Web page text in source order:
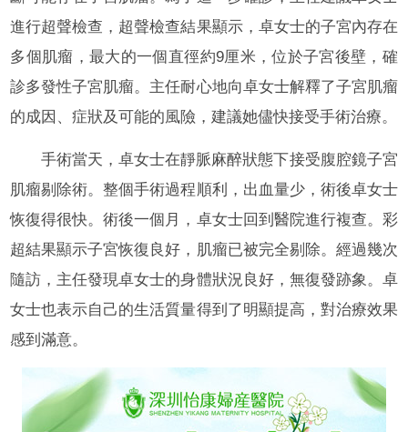
進行超聲檢查，超聲檢查結果顯示，卓女士的子宮內存在
多個肌瘤，最大的一個直徑約9厘米，位於子宮後壁，確
診多發性子宮肌瘤。主任耐心地向卓女士解釋了子宮肌瘤
的成因、症狀及可能的風險，建議她儘快接受手術治療。
手術當天，卓女士在靜脈麻醉狀態下接受腹腔鏡子宮
肌瘤剔除術。整個手術過程順利，出血量少，術後卓女士
恢復得很快。術後一個月，卓女士回到醫院進行複查。彩
超結果顯示子宮恢復良好，肌瘤已被完全剔除。經過幾次
隨訪，主任發現卓女士的身體狀況良好，無復發跡象。卓
女士也表示自己的生活質量得到了明顯提高，對治療效果
感到滿意。